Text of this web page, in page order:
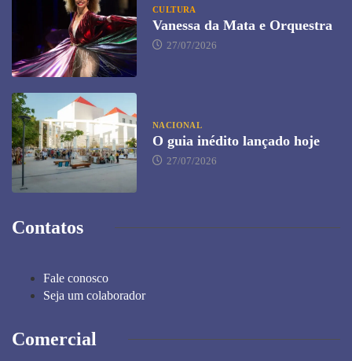
CULTURA
Vanessa da Mata e Orquestra
27/07/2026
NACIONAL
O guia inédito lançado hoje
27/07/2026
Contatos
Fale conosco
Seja um colaborador
Comercial